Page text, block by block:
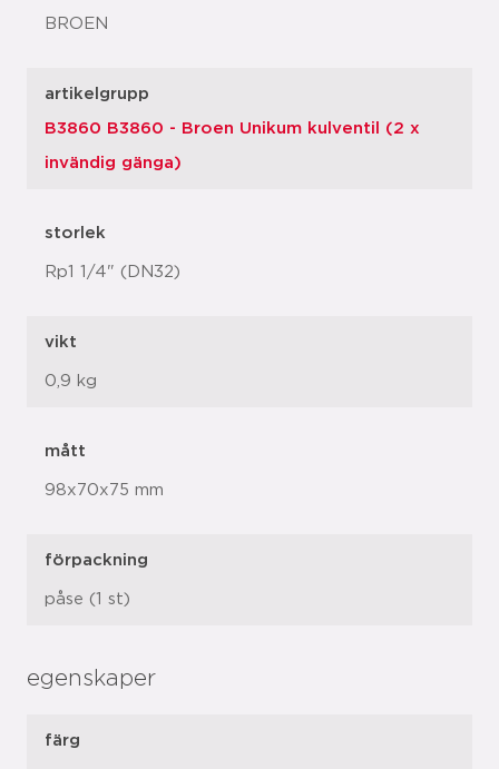
BROEN
artikelgrupp
B3860 B3860 - Broen Unikum kulventil (2 x
invändig gänga)
storlek
Rp1 1/4" (DN32)
vikt
0,9 kg
mått
98x70x75 mm
förpackning
påse (1 st)
egenskaper
färg